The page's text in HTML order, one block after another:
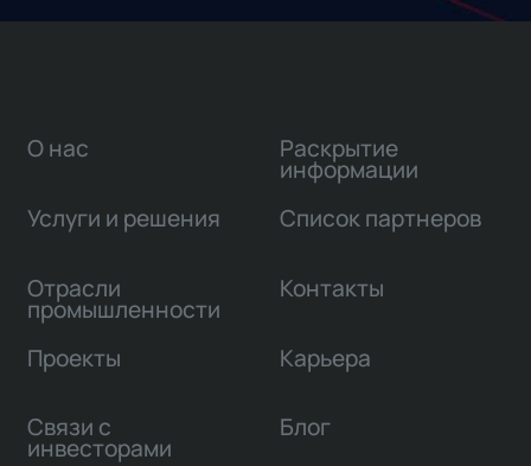
О нас
Услуги и решения
Отрасли
промышленности
Проекты
Связи с
инвесторами
Раскрытие
информации
Список партнеров
Контакты
Карьера
Блог